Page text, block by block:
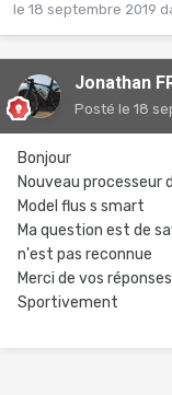
le 18 septembre 2019
Jonathan
Posté le 18
Bonjour
Nouveau processeur
Model flus s smart
Ma question est de
n'est pas reconnue
Merci de vos
Sportivement